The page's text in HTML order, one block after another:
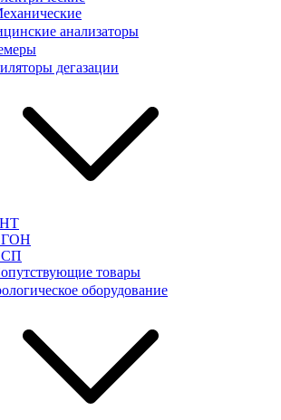
анализаторы
дегазации
товары
оборудование